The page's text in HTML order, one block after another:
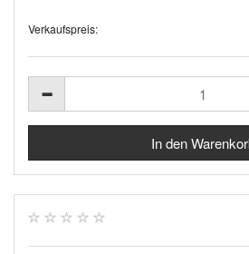
Verkaufspreis: